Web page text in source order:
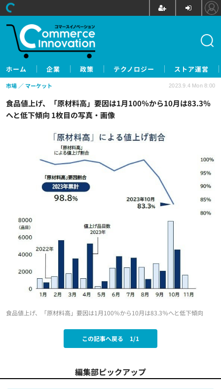
ホーム 企業 政策 テクノロジー ストア運営
食品値上げ、「原材料高」要因は1月100％から10月は83.3％
へと低下傾向 1枚目の写真・画像
市場 マーケット 2023.9.4 Mon 8:00
食品値上げ、「原材料高」要因は1月100％から10月は83.3％へと低下傾向
この記事へ戻る 1/1
編集部ピックアップ